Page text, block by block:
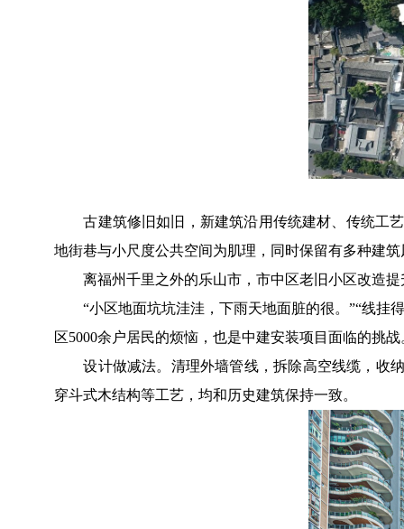
古建筑修旧如旧，新建筑沿用传统建材、传统工艺
地街巷与小尺度公共空间为肌理，同时保留有多种建
离福州千里之外的乐山市，市中区老旧小区改造提
“小区地面坑坑洼洼，下雨天地面脏的很。”“线挂
区5000余户居民的烦恼，也是中建安装项目面临的挑战
设计做减法。清理外墙管线，拆除高空线缆，收纳
穿斗式木结构等工艺，均和历史建筑保持一致。